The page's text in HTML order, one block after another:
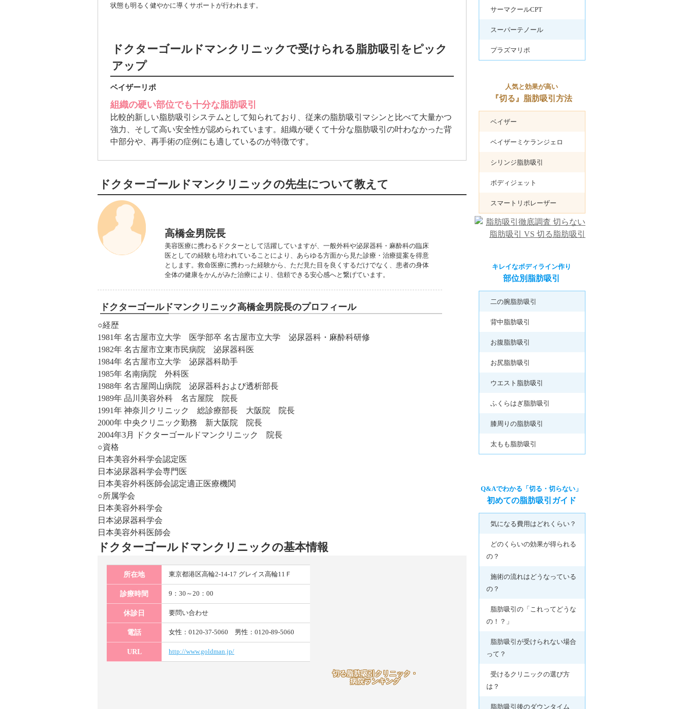
状態も明るく健やかに導くサポートが行われます。
ドクターゴールドマンクリニックで受けられる脂肪吸引を ピック
アップ
ベイザーリポ
組織の硬い部位でも十分な脂肪吸引
比較的新しい脂肪吸引システムとして知られており、従来の脂肪吸引マシンと比べて大量かつ
強力、そして高い安全性が認められています。組織が硬くて十分な脂肪吸引の叶わなかった背
中部分や、再手術の症例にも適しているのが特徴です。
ドクターゴールドマンクリニックの先生について教えて
高橋金男院長
美容医療に携わるドクターとして活躍していますが、一般外科や泌尿器科・麻酔科の臨床
医としての経験も培われていることにより、あらゆる方面から見た診療・治療提案を得意
とします。救命医療に携わった経験から、ただ見た目を良くするだけでなく、患者の身体
全体の健康をかんがみた治療により、信頼できる安心感へと繋げています。
ドクターゴールドマンクリニック高橋金男院長のプロフィール
○経歴
1981年 名古屋市立大学 医学部卒 名古屋市立大学 泌尿器科・麻酔科研修
1982年 名古屋市立東市民病院 泌尿器科医
1984年 名古屋市立大学 泌尿器科助手
1985年 名南病院 外科医
1988年 名古屋岡山病院 泌尿器科および透析部長
1989年 品川美容外科 名古屋院 院長
1991年 神奈川クリニック 総診療部長 大阪院 院長
2000年 中央クリニック勤務 新大阪院 院長
2004年3月 ドクターゴールドマンクリニック 院長
○資格
日本美容外科学会認定医
日本泌尿器科学会専門医
日本美容外科医師会認定適正医療機関
○所属学会
日本美容外科学会
日本泌尿器科学会
日本美容外科医師会
ドクターゴールドマンクリニックの基本情報
所在地 東京都港区高輪2-14-17 グレイス高輪11Ｆ
診療時間 9：30～20：00
休診日 要問い合わせ
電話 女性：0120-37-5060 男性：0120-89-5060
URL http://www.goldman.jp/
切る脂肪吸引クリニック・
病院ランキング
サーマクールCPT
スーパーテノール
プラズマリポ
人気と効果が高い
『切る』脂肪吸引方法
ベイザー
ベイザーミケランジェロ
シリンジ脂肪吸引
ボディジェット
スマートリポレーザー
キレイなボディライン作り
部位別脂肪吸引
二の腕脂肪吸引
背中脂肪吸引
お腹脂肪吸引
お尻脂肪吸引
ウエスト脂肪吸引
ふくらはぎ脂肪吸引
膝周りの脂肪吸引
太もも脂肪吸引
Q&Aでわかる「切る・切らない」
初めての脂肪吸引ガイド
気になる費用はどれくらい？
どのくらいの効果が得られる
の？
施術の流れはどうなっている
の？
脂肪吸引の「これってどうな
の！？」
脂肪吸引が受けられない場合
って？
受けるクリニックの選び方
は？
脂肪吸引後のダウンタイム